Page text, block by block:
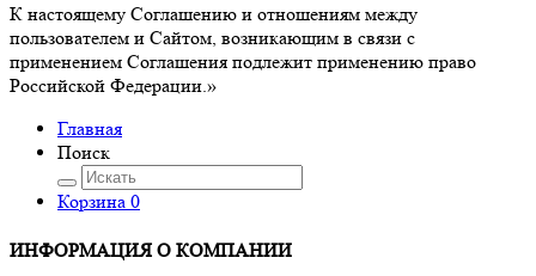
К настоящему Соглашению и отношениям между
пользователем и Сайтом, возникающим в связи с
применением Соглашения подлежит применению право
Российской Федерации.»
Главная
Поиск
Корзина 0
ИНФОРМАЦИЯ О КОМПАНИИ